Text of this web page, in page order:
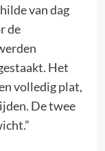
van dag
de
Het
volledig plat,
De twee